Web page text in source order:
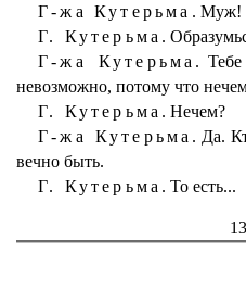
Г-жа Кутерьма. Муж!
Г. Кутерьма.
Г-жа Кутерьма.
невозможно, потому что
Г. Кутерьма. Нечем?
Г-жа Кутерьма. Да.
вечно быть.
Г. Кутерьма. То есть...